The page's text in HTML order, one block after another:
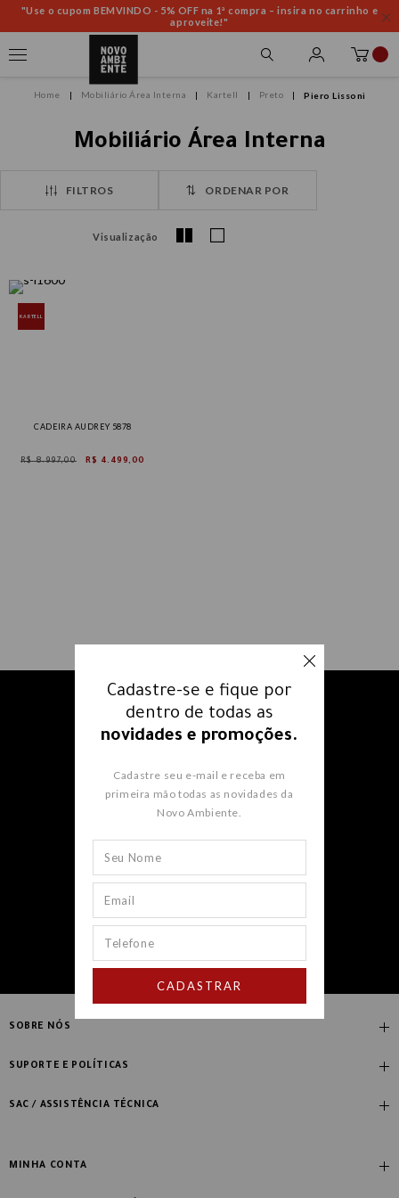
"Use o cupom BEMVINDO - 5% OFF na 1ª compra – insira no carrinho e
aproveite!"
Mobiliário Área Interna Kartell Preto Piero Lissoni
Mobiliário Área Interna
FILTROS ORDENAR POR
Visualização
CADEIRA AUDREY 5878
R$ 8.997,00 R$ 4.499,00
KARTELL
Receba nossos e-mails e fique
por dentrode todas as
CADASTRAR
SOBRE NÓS
Quem Somos
SUPORTE E POLÍTICAS
Compre com Especialista
SAC / ASSISTÊNCIA TÉCNICA
MINHA CONTA
Cadastre-se e fique por
dentro de todas as
novidades e promoções.
Cadastre seu e-mail e receba em
primeira mão todas as novidades da
Novo Ambiente.
CADASTRAR